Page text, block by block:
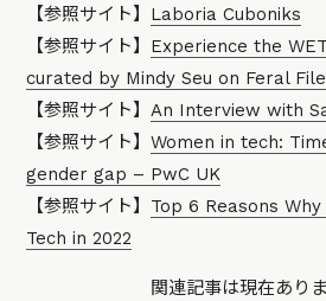
【参照サイト】 Laboria Cuboniks
【参照サイト】 Experience the
curated by Mindy Seu on Feral File
【参照サイト】An Interview with
【参照サイト】Women in tech:
gender gap – PwC UK
【参照サイト】 Top 6 Reasons
Tech in 2022
関連記事は現在ありま